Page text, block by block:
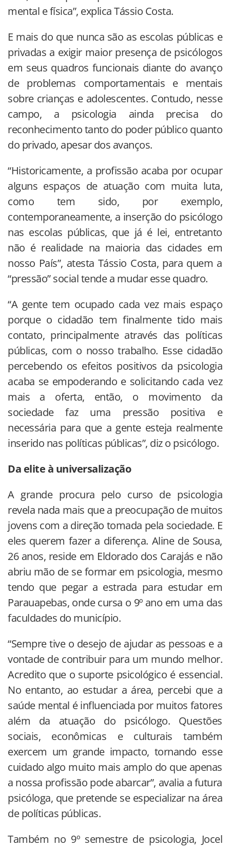
mental e física”, explica Tássio Costa.
E mais do que nunca são as escolas públicas e
privadas a exigir maior presença de psicólogos
em seus quadros funcionais diante do avanço
de problemas comportamentais e mentais
sobre crianças e adolescentes. Contudo, nesse
campo, a psicologia ainda precisa do
reconhecimento tanto do poder público quanto
do privado, apesar dos avanços.
“Historicamente, a profissão acaba por ocupar
alguns espaços de atuação com muita luta,
como tem sido, por exemplo,
contemporaneamente, a inserção do psicólogo
nas escolas públicas, que já é lei, entretanto
não é realidade na maioria das cidades em
nosso País”, atesta Tássio Costa, para quem a
“pressão” social tende a mudar esse quadro.
“A gente tem ocupado cada vez mais espaço
porque o cidadão tem finalmente tido mais
contato, principalmente através das políticas
públicas, com o nosso trabalho. Esse cidadão
percebendo os efeitos positivos da psicologia
acaba se empoderando e solicitando cada vez
mais a oferta, então, o movimento da
sociedade faz uma pressão positiva e
necessária para que a gente esteja realmente
inserido nas políticas públicas”, diz o psicólogo.
Da elite à universalização
A grande procura pelo curso de psicologia
revela nada mais que a preocupação de muitos
jovens com a direção tomada pela sociedade. E
eles querem fazer a diferença. Aline de Sousa,
26 anos, reside em Eldorado dos Carajás e não
abriu mão de se formar em psicologia, mesmo
tendo que pegar a estrada para estudar em
Parauapebas, onde cursa o 9º ano em uma das
faculdades do município.
“Sempre tive o desejo de ajudar as pessoas e a
vontade de contribuir para um mundo melhor.
Acredito que o suporte psicológico é essencial.
No entanto, ao estudar a área, percebi que a
saúde mental é influenciada por muitos fatores
além da atuação do psicólogo. Questões
sociais, econômicas e culturais também
exercem um grande impacto, tornando esse
cuidado algo muito mais amplo do que apenas
a nossa profissão pode abarcar”, avalia a futura
psicóloga, que pretende se especializar na área
de políticas públicas.
Também no 9º semestre de psicologia, Jocel